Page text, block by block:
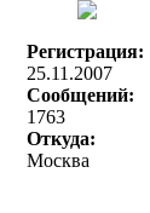
Регистрация:
25.11.2007
Сообщений:
1763
Откуда:
Москва